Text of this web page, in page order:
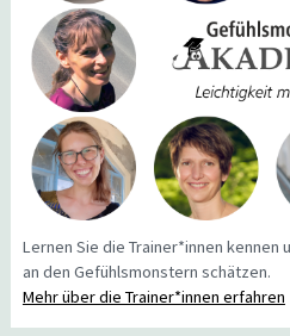
Lernen Sie die Trainer*innen kennen
an den Gefühlsmonstern schätzen.
Mehr über die Trainer*innen erfahren